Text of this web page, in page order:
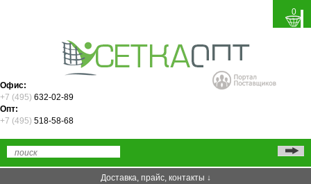
0
Офис:
+7 (495) 632-02-89
Опт:
+7 (495) 518-58-68
Доставка, прайс, контакты ↓